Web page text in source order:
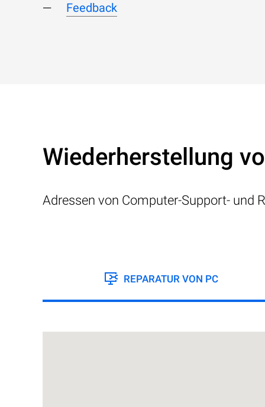
Feedback
Wiederherstellung
Adressen von Computer-Support- und
REPARATUR VON PC